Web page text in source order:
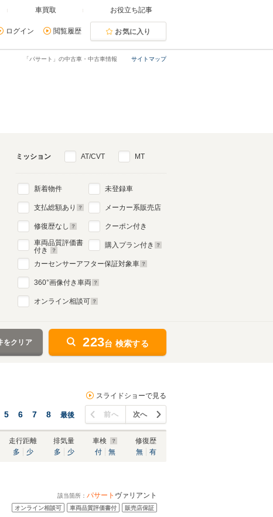
車買取 お役立ち記事
ログイン 閲覧履歴 お気に入り
サイトマップ
「パサート」の中古車・中古車情報
ミッション AT/CVT MT
新着物件
支払総額あり
修復歴なし
車両品質評価書
付き
未登録車
メーカー系販売店
クーポン付き
購入プラン付き
カーセンサーアフター保証対象車
360°画像付き車両
オンライン相談可
をクリア 223台 検索する
スライドショーで見る
5 6 7 8 最後 前へ 次へ
走行距離
多
少
排気量
多
少
車検
付
無
修復歴
無
有
該当箇所： パサート ヴァリアント
オンライン相談可 車両品質評価書付 販売店保証